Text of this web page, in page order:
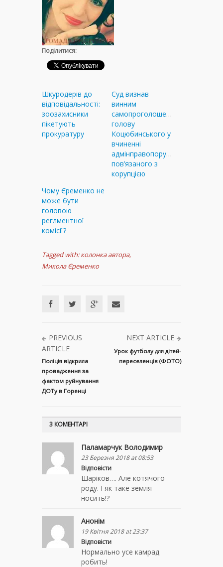
Поділитися:
Шкуродерів до
відповідальності:
зоозахисники
пікетують
прокуратуру
Суд визнав
винним
самопроголошеного
голову
Коцюбинського у
вчиненні
адмінправопорушення,
пов’язаного з
корупцією
Чому Єременко не
може бути
головою
реглментної
комісії?
Tagged with: колонка автора,
Микола Єременко
PREVIOUS
ARTICLE
Поліція відкрила
провадження за
фактом руйнування
ДОТу в Горенці
NEXT ARTICLE
Урок футболу для дітей-
переселенців (ФОТО)
3 КОМЕНТАРІ
Паламарчук Володимир
23 Березня 2018 at 08:53
Відповісти
Шаріков…. Але котячого
роду. І як таке земля
носить!?
Анонім
19 Квітня 2018 at 23:37
Відповісти
Нормально усе камрад
робить!